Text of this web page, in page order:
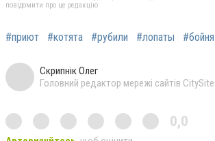
повідомити про це редакцію
#приют #котята #рубили #лопаты #бойня
Скрипнік Олег
Головний редактор мережі сайтів
0,0